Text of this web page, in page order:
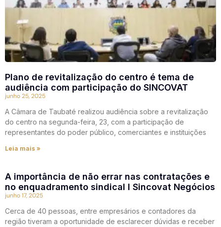
Plano de revitalização do centro é tema de
audiência com participação do SINCOVAT
junho 25, 2025
A Câmara de Taubaté realizou audiência sobre a revitalização
do centro na segunda-feira, 23, com a participação de
representantes do poder público, comerciantes e instituições
Leia mais »
A importância de não errar nas contratações e
no enquadramento sindical I Sincovat Negócios
junho 17, 2025
Cerca de 40 pessoas, entre empresários e contadores da
região tiveram a oportunidade de esclarecer dúvidas e receber